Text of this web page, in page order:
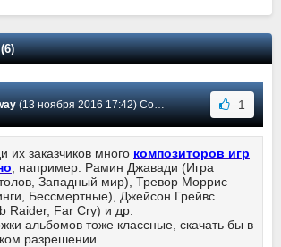
(13 ноября 2016 17:42) Сообщение #6 1
их заказчиков много композиторов игр
, например: Рамин Джавади (Игра
Западный мир), Тревор Моррис
Бессмертные), Джейсон Грейвс
Raider, Far Cry) и др.
альбомов тоже классные, скачать бы в
разрешении.